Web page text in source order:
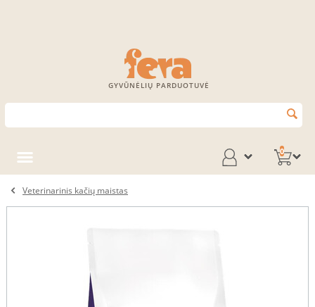
GYVŪNĖLIŲ PARDUOTUVĖ
0
Veterinarinis kačių maistas